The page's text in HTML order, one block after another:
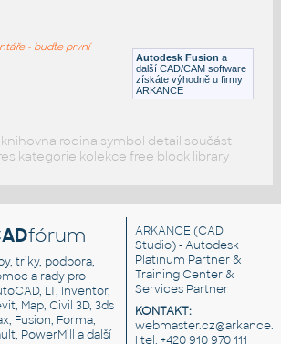
Konektor RJ-45 Molex
Autodesk Fusion a
další CAD/CAM software
získáte výhodně u firmy
ARKANCE
- buďte první
rodina symbol detail součást
kategorie kolekce free block library
fórum
triky, podpora,
a rady pro
LT, Inventor,
Map, Civil 3D, 3ds
Fusion, Forma,
PowerMill a další
ARKANCE (CAD
Studio) - Autodesk
Platinum Partner &
Training Center &
Services Partner
KONTAKT:
| tel. +420 910 970 111